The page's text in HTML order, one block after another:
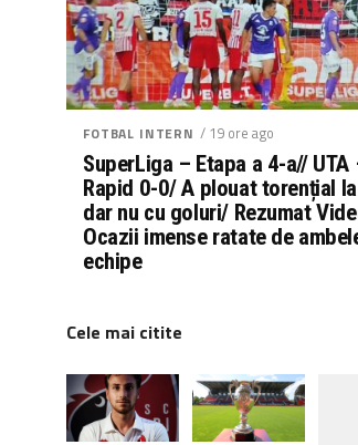
FOTBAL INTERN / 19 ore ago
SuperLiga – Etapa a 4-a// UTA
Rapid 0-0/ A plouat torențial
dar nu cu goluri/ Rezumat
Ocazii imense ratate de
echipe
Cele mai citite